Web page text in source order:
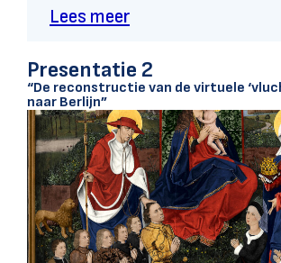
Lees meer
Presentatie 2
“De reconstructie van de virtuele
naar Berlijn”